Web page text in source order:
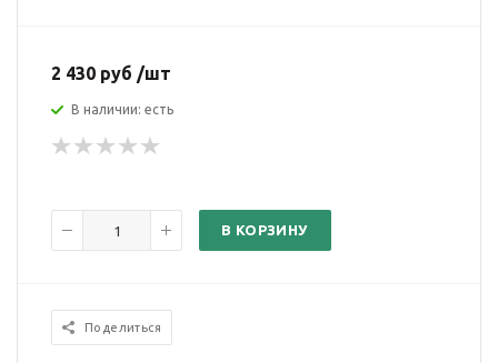
2 430 руб /шт
В наличии: есть
В КОРЗИНУ
Поделиться